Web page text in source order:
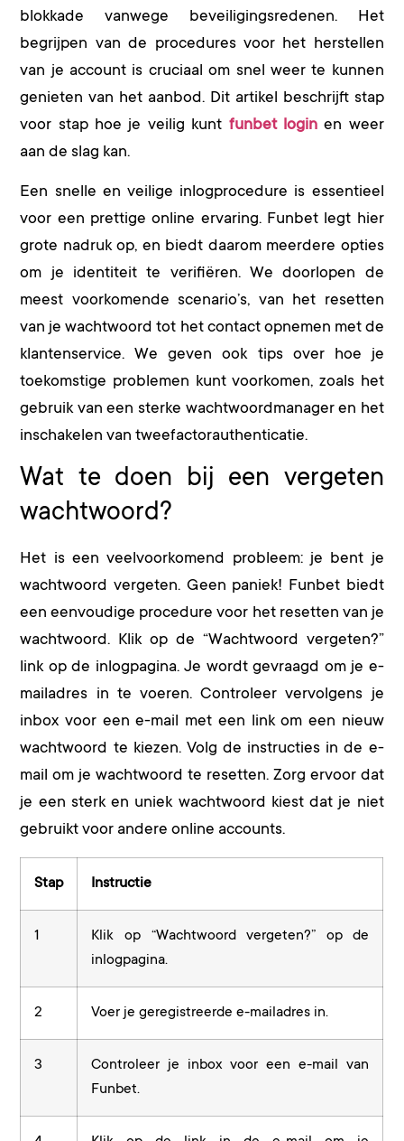
blokkade vanwege beveiligingsredenen. Het
begrijpen van de procedures voor het herstellen
van je account is cruciaal om snel weer te kunnen
genieten van het aanbod. Dit artikel beschrijft stap
voor stap hoe je veilig kunt funbet loginen weer
aan de slag kan.
Een snelle en veilige inlogprocedure is essentieel
voor een prettige online ervaring. Funbet legt hier
grote nadruk op, en biedt daarom meerdere opties
om je identiteit te verifiëren. We doorlopen de
meest voorkomende scenario’s, van het resetten
van je wachtwoord tot het contact opnemen met de
klantenservice. We geven ook tips over hoe je
toekomstige problemen kunt voorkomen, zoals het
gebruik van een sterke wachtwoordmanager en het
inschakelen van tweefactorauthenticatie.
Wat te doen bij een vergeten
wachtwoord?
Het is een veelvoorkomend probleem: je bent je
wachtwoord vergeten. Geen paniek! Funbet biedt
een eenvoudige procedure voor het resetten van je
wachtwoord. Klik op de “Wachtwoord vergeten?”
link op de inlogpagina. Je wordt gevraagd om je e-
mailadres in te voeren. Controleer vervolgens je
inbox voor een e-mail met een link om een nieuw
wachtwoord te kiezen. Volg de instructies in de e-
mail om je wachtwoord te resetten. Zorg ervoor dat
je een sterk en uniek wachtwoord kiest dat je niet
gebruikt voor andere online accounts.
Stap Instructie
1
Klik op “Wachtwoord vergeten?” op de
inlogpagina.
2 Voer je geregistreerde e-mailadres in.
3
Controleer je inbox voor een e-mail van
Funbet.